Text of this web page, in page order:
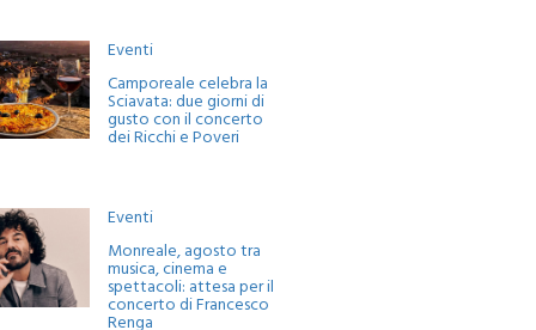
Eventi
Camporeale celebra la
Sciavata: due giorni di
gusto con il concerto
dei Ricchi e Poveri
Eventi
Monreale, agosto tra
musica, cinema e
spettacoli: attesa per il
concerto di Francesco
Renga